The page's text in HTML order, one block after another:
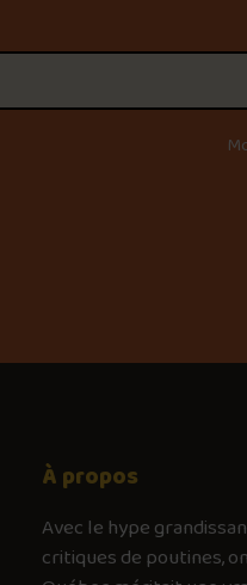
À propos
Avec lehype
critiques de poutines,